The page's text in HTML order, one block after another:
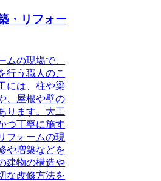
・リフォー
ムの現場で、
行う職人のこ
には、柱や梁
、屋根や壁の
ります。大工
つ丁寧に施す
フォームの現
や増築などを
建物の構造や
な改修方法を